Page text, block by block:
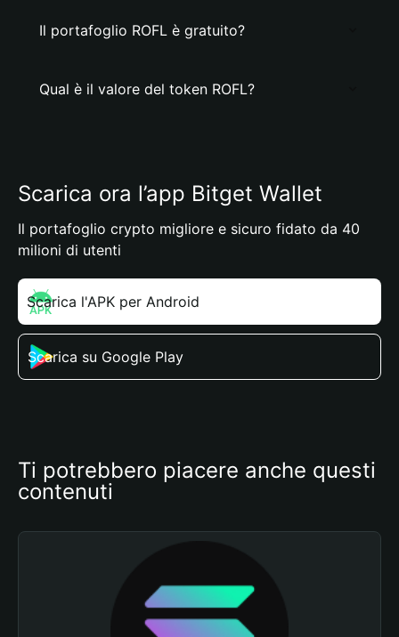
Il portafoglio ROFL è gratuito?
Qual è il valore del token ROFL?
Scarica ora l’app Bitget Wallet
Il portafoglio crypto migliore e sicuro fidato da 40
milioni di utenti
Scarica l'APK per Android
Scarica su Google Play
Ti potrebbero piacere anche questi
contenuti